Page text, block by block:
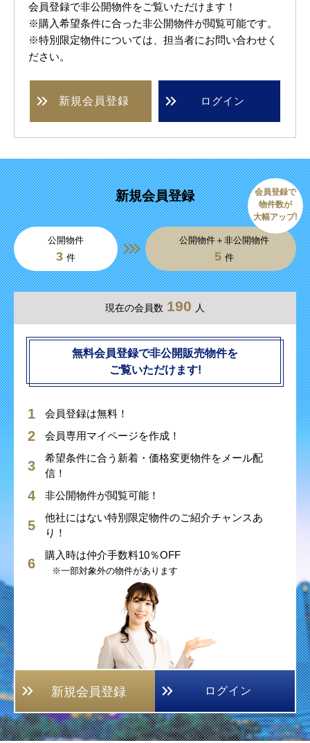
会員登録で非公開物件をご覧いただけます！
※購入希望条件に合った非公開物件が閲覧可能です。
※特別限定物件については、担当者にお問い合わせく
ださい。
新規会員登録 ログイン
新規会員登録
公開物件
3 件
公開物件＋非公開物件
5 件
会員登録で
物件数が
大幅アップ!
現在の会員数 190 人
無料会員登録で非公開販売物件を
ご覧いただけます!
会員登録は無料！
会員専用マイページを作成！
希望条件に合う新着・価格変更物件をメール配
信！
非公開物件が閲覧可能！
他社にはない特別限定物件のご紹介チャンスあ
り！
購入時は仲介手数料10％OFF
※一部対象外の物件があります
新規会員登録 ログイン